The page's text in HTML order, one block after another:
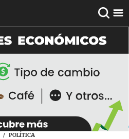
/ POLÍTICA